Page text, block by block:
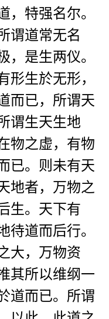
，特强名尔。
谓道常无名
，是生两仪。
形生於无形，
而已，所谓天
谓生天生地
物之虚，有物
已。则未有天
地者，万物之
生。天下有
待道而后行。
大，万物资
其所以维纲一
道而已。所谓